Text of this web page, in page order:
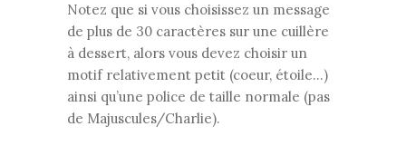
Notez que si vous choisissez un message
de plus de 30 caractères sur une cuillère
à dessert, alors vous devez choisir un
motif relativement petit (coeur, étoile…)
ainsi qu’une police de taille normale (pas
de Majuscules/Charlie).